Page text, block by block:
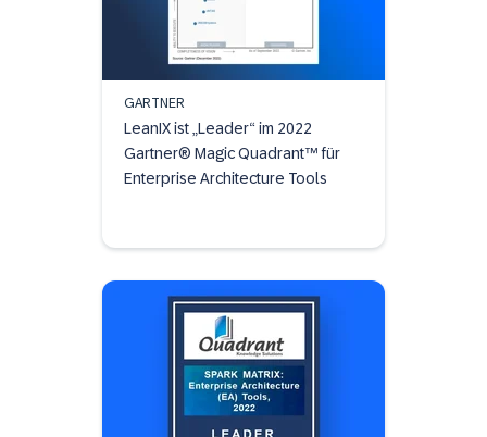
GARTNER
LeanIX ist „Leader“ im 2022
Gartner® Magic Quadrant™ für
Enterprise Architecture Tools